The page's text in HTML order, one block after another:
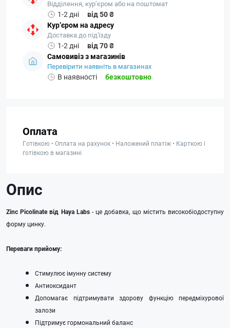
Відділення, кур’єром або на поштомат
1-2 дні
від 50 ₴
Кур’єром на адресу
Доставка до під'їзду
1-2 дні
від 70 ₴
Самовивіз з магазинів
Перевірити наявніть в магазинах
В наявності безкоштовно
Оплата
Готівкою • Оплата на рахунок • Наложений платіж • Карткою і
готівкою в магазині
Опис
Zinc Picolinate від Haya Labs - це добавка, що містить високобіодоступну
форму цинку.
Переваги прийому:
Стимулює імунну систему
Антиоксидант
Допомагає підтримувати здорову функцію передміхурової
залози
Підтримує гормональний баланс